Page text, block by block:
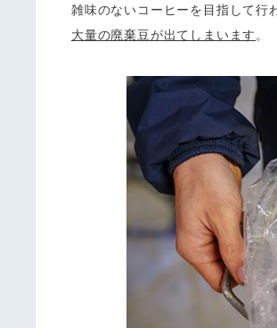
雑味のないコーヒーを目指して行
大量の廃棄豆が出てしまいます。